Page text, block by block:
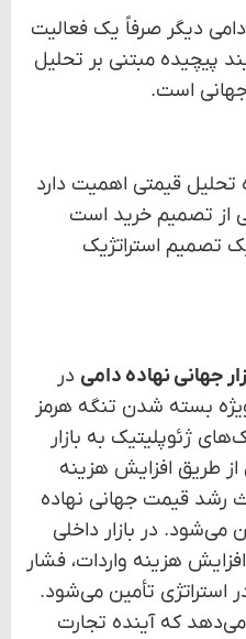
دامی دیگر صرفاً یک فعالیت
پیچیده مبتنی بر تحلیل
است.
تحلیل قیمتی اهمیت دارد
تصمیم خرید است
تصمیم استراتژیک
جهانی نهاده دامی در
بسته شدن تنگه هرمز
ژئوپلیتیک به بازار
طریق افزایش هزینه
رشد قیمت جهانی نهاده
می‌شود. در بازار داخلی
هزینه واردات، فشار
استراتژی تأمین می‌شود.
که آینده تجارت